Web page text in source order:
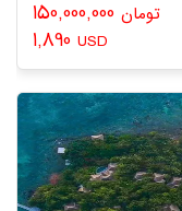
تومان
1,890 USD